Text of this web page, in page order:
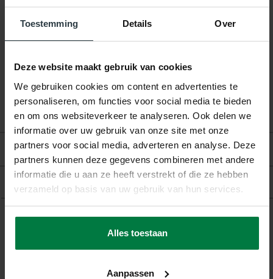
Toestemming Details Over
Deze website maakt gebruik van cookies
We gebruiken cookies om content en advertenties te
personaliseren, om functies voor social media te bieden
en om ons websiteverkeer te analyseren. Ook delen we
informatie over uw gebruik van onze site met onze
partners voor social media, adverteren en analyse. Deze
partners kunnen deze gegevens combineren met andere
informatie die u aan ze heeft verstrekt of die ze hebben
verzameld op basis van uw gebruik van hun services.
Alles toestaan
Aanpassen
Beoordelingen
Product
Garantie: 2 Jaar Fabrieksgarantie
Vloerverwarming: Geschikt
Gerelateerde producten